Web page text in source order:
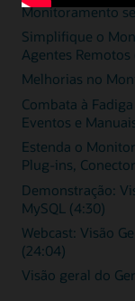
Monitoramento
Simplifique o
Agentes Remotos
Melhorias no
Combata à
Eventos e
Estenda o
Plug-ins,
Demonstração:
MySQL (4:30)
Webcast: Visão
(24:04)
Visão geral do